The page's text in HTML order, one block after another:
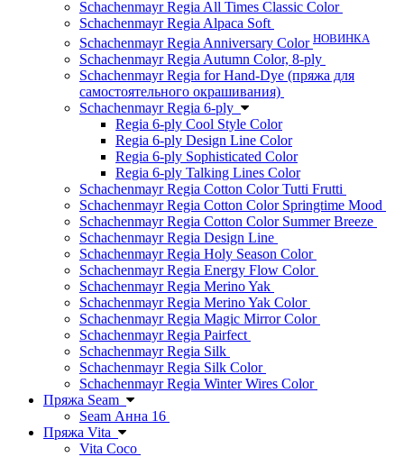
Schachenmayr Regia All Times Classic Color
Schachenmayr Regia Alpaca Soft
Schachenmayr Regia Anniversary Color НОВИНКА
Schachenmayr Regia Autumn Color, 8-ply
Schachenmayr Regia for Hand-Dye (пряжа для
самостоятельного окрашивания)
Schachenmayr Regia 6-ply
Regia 6-ply Cool Style Color
Regia 6-ply Design Line Color
Regia 6-ply Sophisticated Color
Regia 6-ply Talking Lines Color
Schachenmayr Regia Cotton Color Tutti Frutti
Schachenmayr Regia Cotton Color Springtime Mood
Schachenmayr Regia Cotton Color Summer Breeze
Schachenmayr Regia Design Line
Schachenmayr Regia Holy Season Color
Schachenmayr Regia Energy Flow Color
Schachenmayr Regia Merino Yak
Schachenmayr Regia Merino Yak Color
Schachenmayr Regia Magic Mirror Color
Schachenmayr Regia Pairfect
Schachenmayr Regia Silk
Schachenmayr Regia Silk Color
Schachenmayr Regia Winter Wires Color
Пряжа Seam
Seam Анна 16
Пряжа Vita
Vita Coco